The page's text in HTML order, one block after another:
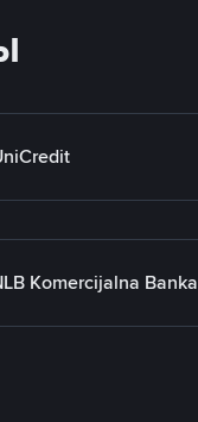
Komercijalna Banka